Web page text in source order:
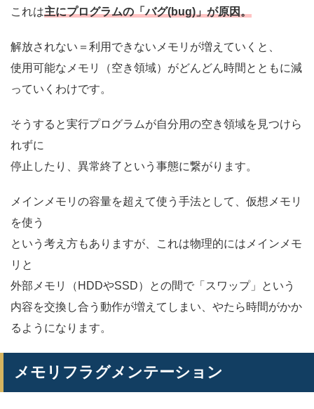
これは主にプログラムの「バグ(bug)」が原因。
解放されない＝利用できないメモリが増えていくと、
使用可能なメモリ（空き領域）がどんどん時間とともに減
っていくわけです。
そうすると実行プログラムが自分用の空き領域を見つけら
れずに
停止したり、異常終了という事態に繋がります。
メインメモリの容量を超えて使う手法として、仮想メモリ
を使う
という考え方もありますが、これは物理的にはメインメモ
リと
外部メモリ（HDDやSSD）との間で「スワップ」という
内容を交換し合う動作が増えてしまい、やたら時間がかか
るようになります。
メモリフラグメンテーション